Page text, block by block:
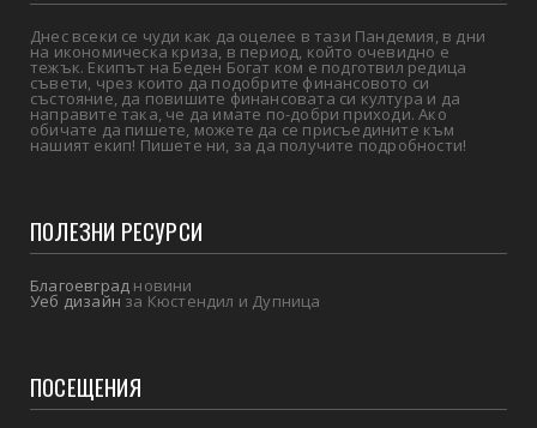
Днес всеки се чуди как да оцелее в тази Пандемия, в дни
на икономическа криза, в период, който очевидно е
тежък. Екипът на Беден Богат ком е подготвил редица
съвети, чрез които да подобрите финансовото си
състояние, да повишите финансовата си култура и да
направите така, че да имате по-добри приходи. Ако
обичате да пишете, можете да се присъедините към
нашият екип! Пишете ни, за да получите подробности!
ПОЛЕЗНИ РЕСУРСИ
Благоевград новини
Уеб дизайнза Кюстендил и Дупница
ПОСЕЩЕНИЯ